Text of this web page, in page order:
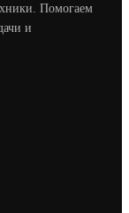
Помогаем
и